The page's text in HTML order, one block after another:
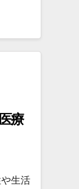
療
生活